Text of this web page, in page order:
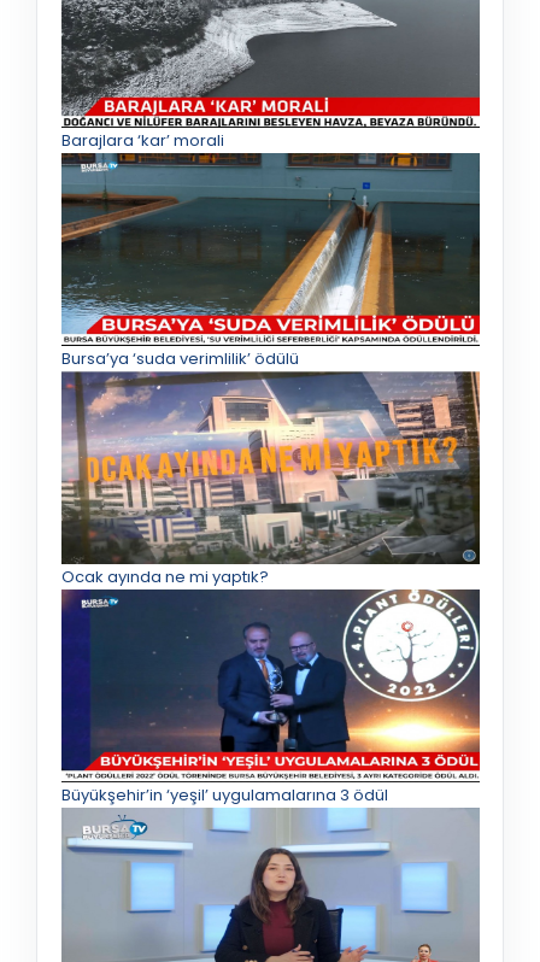
Barajlara ‘kar’ morali
Bursa’ya ‘suda verimlilik’ ödülü
Ocak ayında ne mi yaptık?
Büyükşehir’in ‘yeşil’ uygulamalarına 3 ödül